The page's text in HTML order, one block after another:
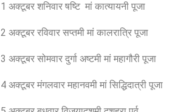
1 अक्टूबर शनिवार षष्टि मां कात्यायनी पूजा
2 अक्टूबर रविवार सप्तमी मां कालरात्रि पूजा
3 अक्टूबर सोमवार दुर्गा अष्टमी मां महागौरी पूजा
4 अक्टूबर मंगलवार महानवमी मां सिद्धिदात्री पूजा